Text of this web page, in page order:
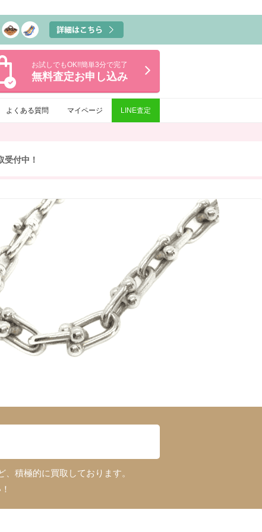
お試しでもOK!!簡単3分で完了
無料査定お申し込み
よくある質問 マイページ LINE査定
受付中！
積極的に買取しております。